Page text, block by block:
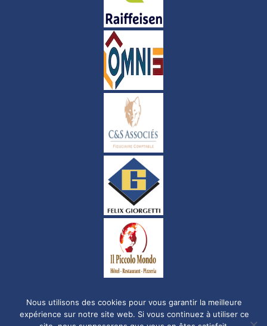
Politique de confidentialité
Nous utilisons des cookies pour vous garantir la meilleure
expérience sur notre site web. Si vous continuez à utiliser ce